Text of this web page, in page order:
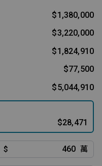
$1,380,000
$3,220,000
$1,824,910
$77,500
$5,044,910
$28,471
$ 萬